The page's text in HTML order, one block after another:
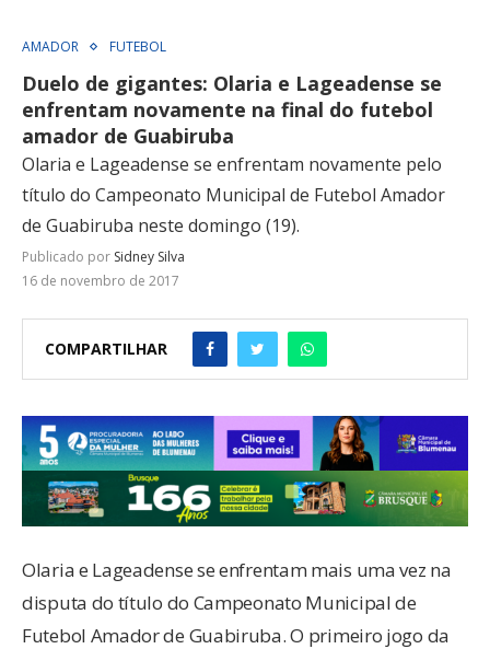
AMADOR FUTEBOL
Duelo de gigantes: Olaria e Lageadense se
enfrentam novamente na final do futebol
amador de Guabiruba
Olaria e Lageadense se enfrentam novamente pelo
título do Campeonato Municipal de Futebol Amador
de Guabiruba neste domingo (19).
Publicado por Sidney Silva
16 de novembro de 2017
COMPARTILHAR
Olaria e Lageadense se enfrentam mais uma vez na
disputa do título do Campeonato Municipal de
Futebol Amador de Guabiruba. O primeiro jogo da